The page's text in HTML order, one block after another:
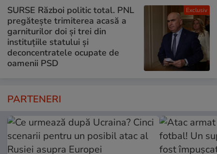
Exclusiv
SURSE Război politic total. PNL
pregătește trimiterea acasă a
garniturilor doi și trei din
instituțiile statului și
deconcentratele ocupate de
oamenii PSD
PARTENERI